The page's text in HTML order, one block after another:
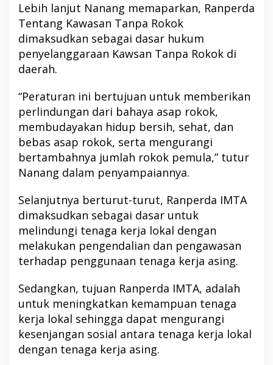
Lebih lanjut Nanang memaparkan, Ranperda
Tentang Kawasan Tanpa Rokok
dimaksudkan sebagai dasar hukum
penyelanggaraan Kawsan Tanpa Rokok di
daerah.
“Peraturan ini bertujuan untuk memberikan
perlindungan dari bahaya asap rokok,
membudayakan hidup bersih, sehat, dan
bebas asap rokok, serta mengurangi
bertambahnya jumlah rokok pemula,” tutur
Nanang dalam penyampaiannya.
Selanjutnya berturut-turut, Ranperda IMTA
dimaksudkan sebagai dasar untuk
melindungi tenaga kerja lokal dengan
melakukan pengendalian dan pengawasan
terhadap penggunaan tenaga kerja asing.
Sedangkan, tujuan Ranperda IMTA, adalah
untuk meningkatkan kemampuan tenaga
kerja lokal sehingga dapat mengurangi
kesenjangan sosial antara tenaga kerja lokal
dengan tenaga kerja asing.